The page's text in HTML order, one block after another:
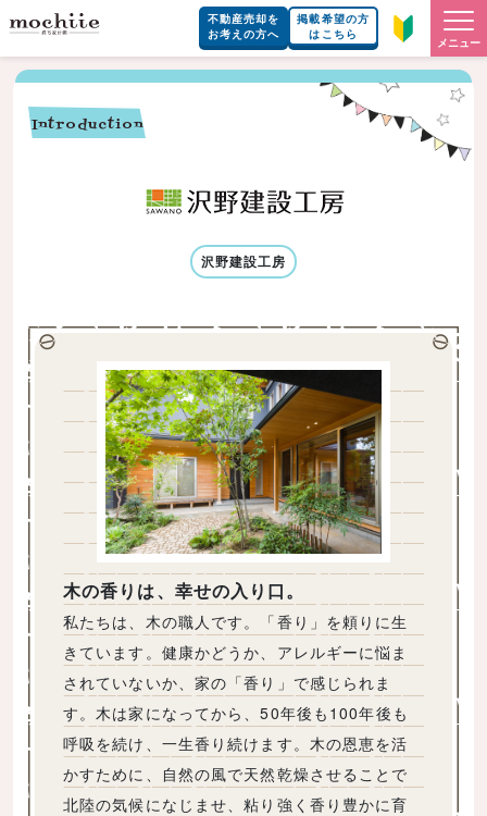
不動産売却を
お考えの方へ
掲載希望の方
はこちら
メニュー
Introduction
沢野建設工房
木の香りは、幸せの入り口。
私たちは、木の職人です。「香り」を頼りに生
きています。健康かどうか、アレルギーに悩ま
されていないか、家の「香り」で感じられま
す。木は家になってから、50年後も100年後も
呼吸を続け、一生香り続けます。木の恩恵を活
かすために、自然の風で天然乾燥させることで
北陸の気候になじませ、粘り強く香り豊かに育